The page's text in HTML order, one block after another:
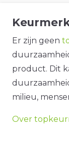
Er zijn geen
product. Dit
milieu,
Over